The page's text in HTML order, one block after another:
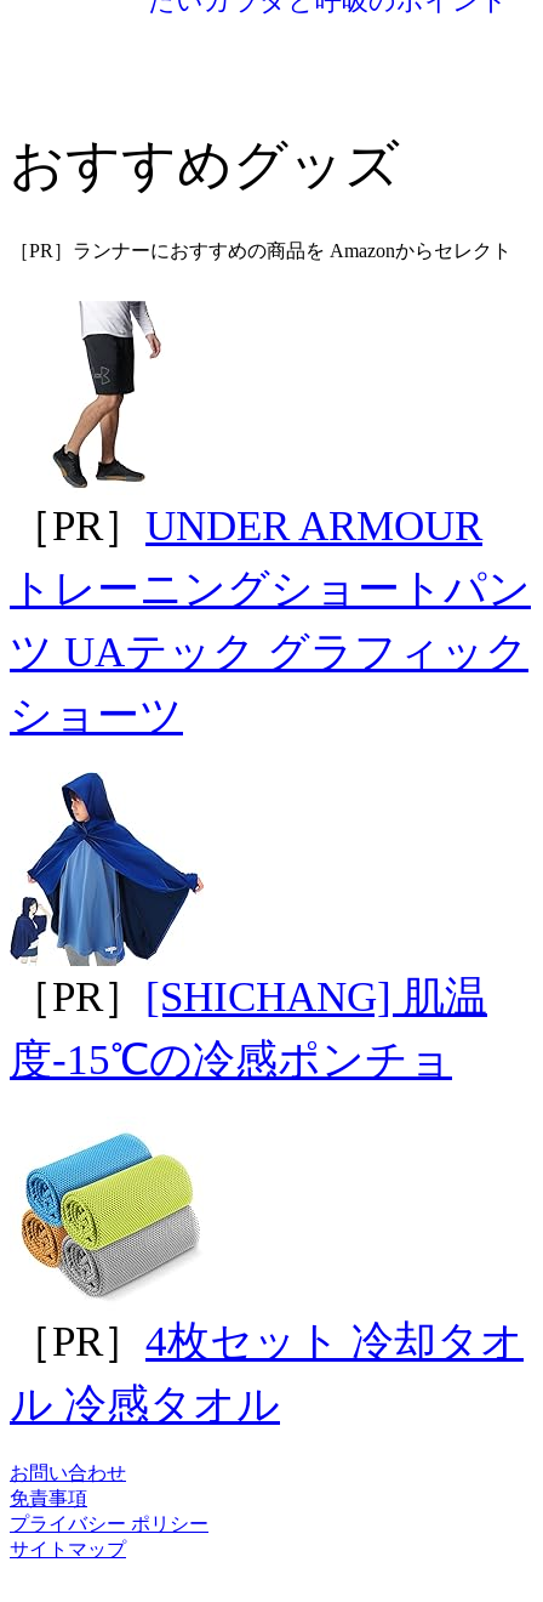
おすすめグッズ
［PR］ランナーにおすすめの商品を Amazonからセレクト
［PR］ UNDER ARMOUR
トレーニングショートパン
ツ UAテック グラフィック
ショーツ
［PR］ [SHICHANG] 肌温
度-15℃の冷感ポンチョ
［PR］ 4枚セット 冷却タオ
ル 冷感タオル
お問い合わせ
免責事項
プライバシー ポリシー
サイトマップ